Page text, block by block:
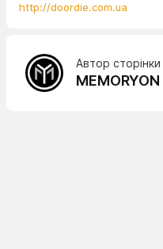
http://doordie.com.ua
Автор сторінки
MEMORYON